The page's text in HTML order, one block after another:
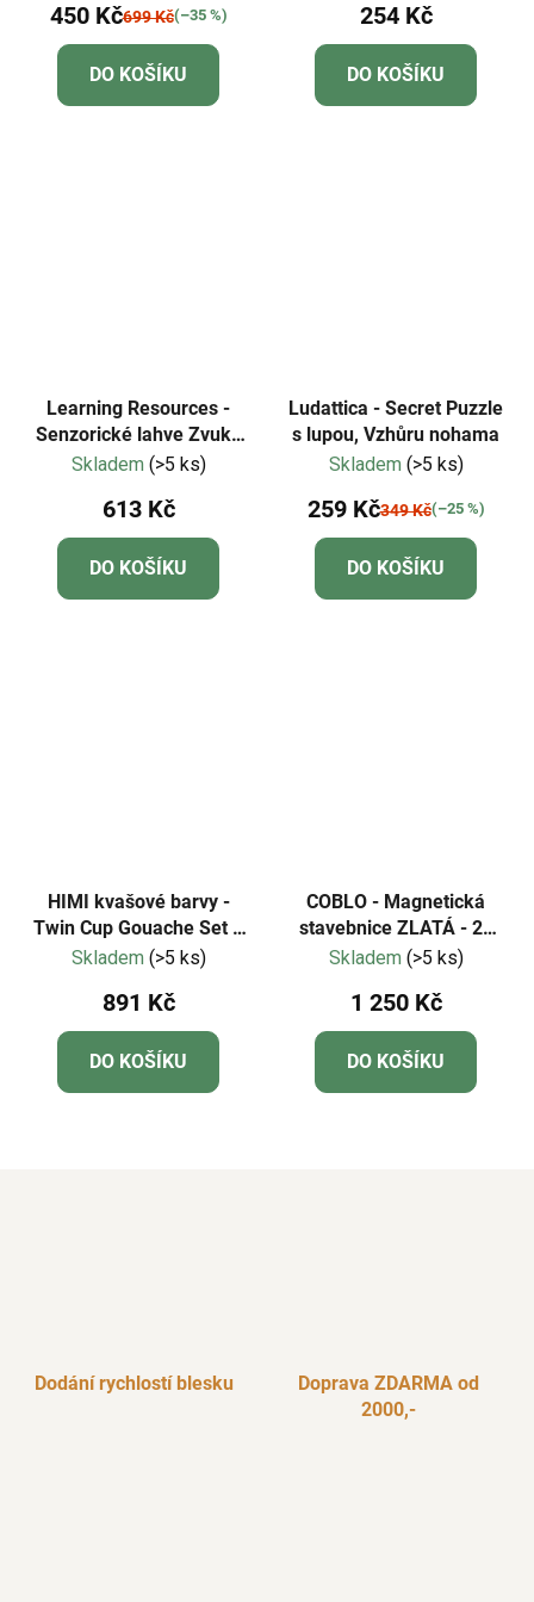
450 Kč699 Kč(–35 %)
DO KOŠÍKU
254 Kč
DO KOŠÍKU
Learning Resources -
Senzorické lahve Zvuky
deště
Skladem (>5 ks)
613 Kč
DO KOŠÍKU
Ludattica - Secret Puzzle
s lupou, Vzhůru nohama
Skladem (>5 ks)
259 Kč349 Kč(–25 %)
DO KOŠÍKU
HIMI kvašové barvy -
Twin Cup Gouache Set –
48 barev + 3 štětce
Skladem (>5 ks)
891 Kč
DO KOŠÍKU
COBLO - Magnetická
stavebnice ZLATÁ - 20
dílů
Skladem (>5 ks)
1 250 Kč
DO KOŠÍKU
Dodání rychlostí blesku
Doprava ZDARMA od
2000,-